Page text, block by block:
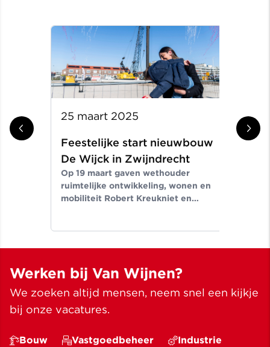
25 maart 2025
Feestelijke start nieuwbouw
De Wijck in Zwijndrecht
Op 19 maart gaven wethouder
ruimtelijke ontwikkeling, wonen en
mobiliteit Robert Kreukniet en
31
Werken bij Van Wijnen?
We zoeken altijd mensen, neem snel een kijkje
bij onze vacatures.
Bouw Vastgoedbeheer Industrie